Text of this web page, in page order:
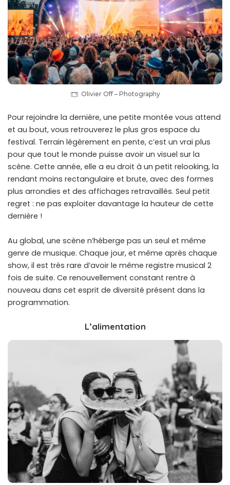
Olivier Off – Photography
Pour rejoindre la dernière, une petite montée vous attend
et au bout, vous retrouverez le plus gros espace du
festival. Terrain légèrement en pente, c’est un vrai plus
pour que tout le monde puisse avoir un visuel sur la
scène. Cette année, elle a eu droit à un petit relooking, la
rendant moins rectangulaire et brute, avec des formes
plus arrondies et des affichages retravaillés. Seul petit
regret : ne pas exploiter davantage la hauteur de cette
dernière !
Au global, une scène n’héberge pas un seul et même
genre de musique. Chaque jour, et même après chaque
show, il est très rare d’avoir le même registre musical 2
fois de suite. Ce renouvellement constant rentre à
nouveau dans cet esprit de diversité présent dans la
programmation.
L’alimentation